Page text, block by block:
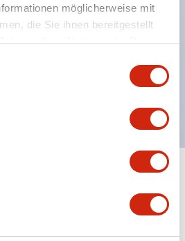
möglicherweise mit
die Sie ihnen bereitgestellt
Ihrer Nutzung der Dienste
Entspricht EN (Europa)
leicht auf Φ22 Flash-